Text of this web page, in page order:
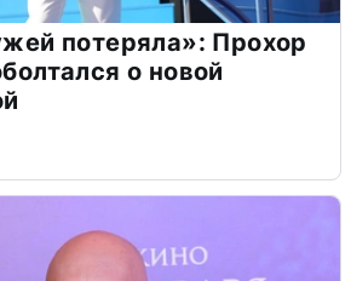
потеряла»: Прохор
о новой